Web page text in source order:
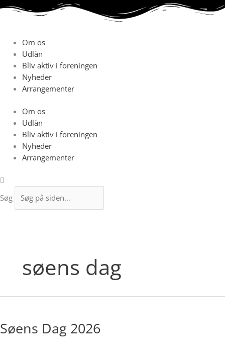
Gå
Om os
Udlån
Bliv aktiv i foreningen
Nyheder
Arrangementer
Om os
Udlån
Bliv aktiv i foreningen
Nyheder
Arrangementer
Søg
søens dag
Søens Dag 2026
2026